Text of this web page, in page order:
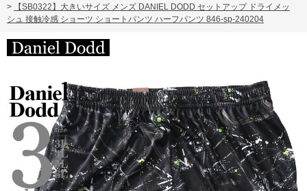
>
【SB0322】大きいサイズ メンズ DANIEL DODD セットアップ ドライメッ
シュ 接触冷感 ショーツ ショートパンツ ハーフパンツ 846-sp-240204